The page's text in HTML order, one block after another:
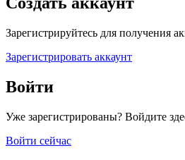
Зарегистрируйтесь для получения
Зарегистрировать аккаунт
Войти
Уже зарегистрированы? Войдите
Войти сейчас